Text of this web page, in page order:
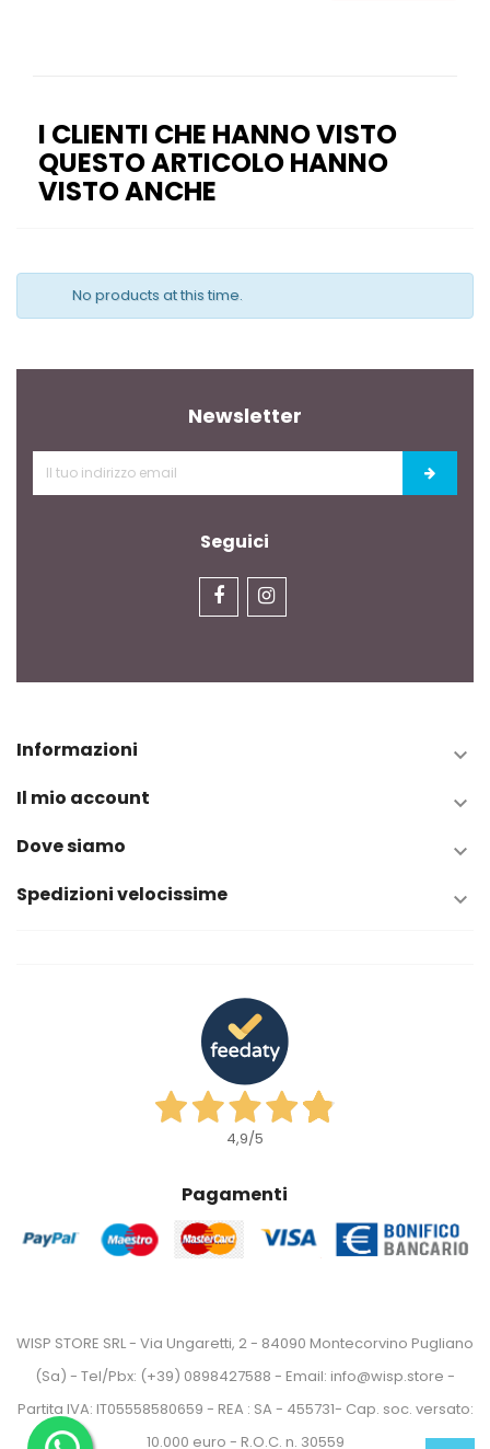
I CLIENTI CHE HANNO VISTO
QUESTO ARTICOLO HANNO
VISTO ANCHE
No products at this time.
Newsletter
Seguici
Informazioni 
Il mio account 
Dove siamo 
Spedizioni velocissime 
4,9/5
Pagamenti
WISP STORE SRL - Via Ungaretti, 2 - 84090 Montecorvino Pugliano
(Sa) - Tel/Pbx: (+39) 0898427588 - Email: info@wisp.store -
Partita IVA: IT05558580659 - REA : SA - 455731- Cap. soc. versato:
10.000 euro - R.O.C. n. 30559